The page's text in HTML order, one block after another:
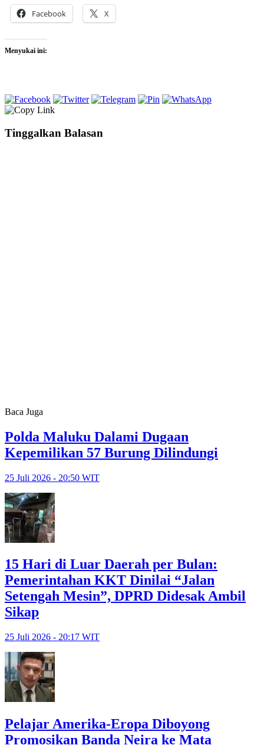
Facebook X
Menyukai ini:
Tinggalkan Balasan
Baca Juga
Polda Maluku Dalami Dugaan
Kepemilikan 57 Burung Dilindungi
25 Juli 2026 - 20:50 WIT
15 Hari di Luar Daerah per Bulan:
Pemerintahan KKT Dinilai “Jalan
Setengah Mesin”, DPRD Didesak Ambil
Sikap
25 Juli 2026 - 20:17 WIT
Pelajar Amerika-Eropa Diboyong
Promosikan Banda Neira ke Mata